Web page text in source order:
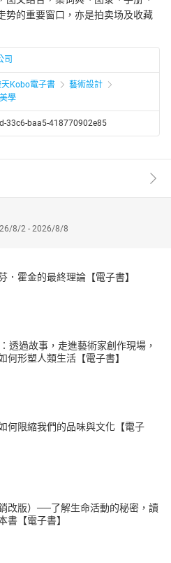
势的重要窗口，亦是拍卖场及收藏
司
天Kobo電子書
藝術設計
學
33c6-baa5-418770902e85
8/2 - 2026/8/8
．霍金的最終理論【電子書】
透過故事，走進藝術家創作現場，
何形塑人類生活【電子書】
何限縮我們的品味與文化【電子
改版）──了解生命活動的秘密，讀
書【電子書】